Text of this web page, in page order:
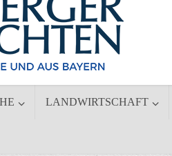
LANDWIRTSCHAFT